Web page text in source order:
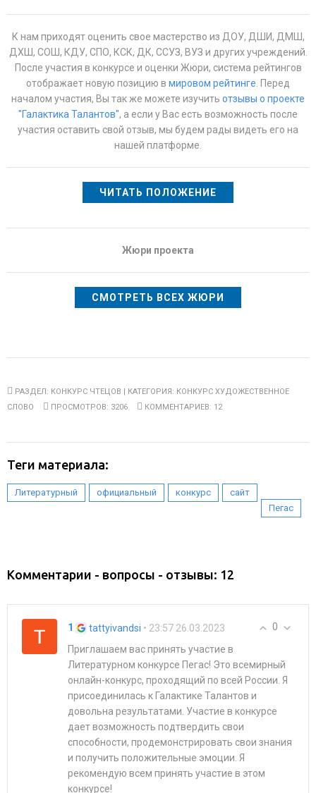
К нам приходят оценить свое мастерство из ДОУ, ДШИ, ДМШ,
ДХШ, СОШ, КДУ, СПО, КСК, ДК, ССУЗ, ВУЗ и других учреждений.
После участия в конкурсе и оценки Жюри, система рейтингов
отображает новую позицию в мировом рейтинге. Перед
началом участия, Вы так же можете изучить отзывы о проекте
"Галактика Талантов", а если у Вас есть возможность после
участия оставить свой отзыв, мы будем рады видеть его на
нашей платформе.
ЧИТАТЬ ПОЛОЖЕНИЕ
Жюри проекта
СМОТРЕТЬ ВСЕХ ЖЮРИ
РАЗДЕЛ: КОНКУРС ЧТЕЦОВ | КАТЕГОРИЯ: КОНКУРС ХУДОЖЕСТВЕННОЕ
СЛОВО
ПРОСМОТРОВ: 3206 КОММЕНТАРИЕВ: 12
Теги материала:
Литературный официальный конкурс сайт
Пегас
Комментарии - вопросы - отзывы: 12
0
1 tattyivandsi • 23:57 26.03.2023
Приглашаем вас принять участие в
Литературном конкурсе Пегас! Это всемирный
онлайн-конкурс, проходящий по всей России. Я
присоединилась к Галактике Талантов и
довольна результатами. Участие в конкурсе
дает возможность подтвердить свои
способности, продемонстрировать свои знания
и получить положительные эмоции. Я
рекомендую всем принять участие в этом
конкурсе!